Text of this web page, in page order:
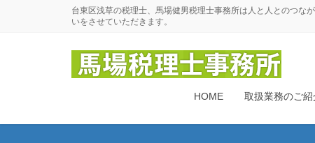
台東区浅草の税理士、馬場健男税理士事務所は人と人とのつな
いをさせていただきます。
HOME 取扱業務のご紹